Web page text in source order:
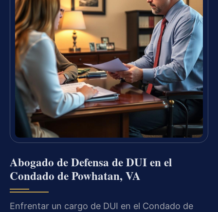
Abogado de Defensa de DUI en el
Condado de Powhatan, VA
Enfrentar un cargo de DUI en el Condado de